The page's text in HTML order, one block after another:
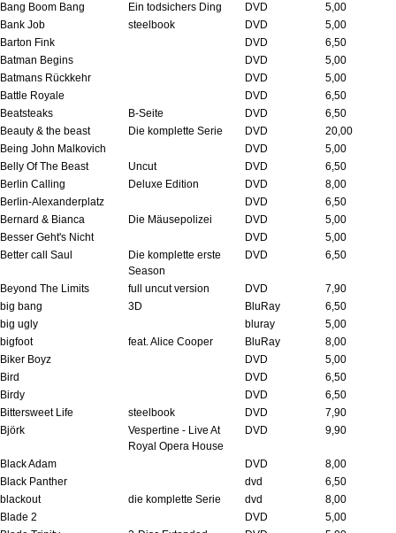
Bang Boom Bang
Ein todsichers Ding DVD
5,00
Bank Job
steelbook DVD
5,00
Barton Fink
DVD
6,50
Batman Begins
DVD
5,00
Batmans Rückkehr
DVD
5,00
Battle Royale
DVD
6,50
Beatsteaks
B-Seite DVD
6,50
Beauty & the beast
Die komplette Serie DVD
20,00
Being John Malkovich
DVD
5,00
Belly Of The Beast
Uncut DVD
6,50
Berlin Calling
Deluxe Edition DVD
8,00
Berlin-Alexanderplatz
DVD
6,50
Bernard & Bianca
Die Mäusepolizei DVD
5,00
Besser Geht's Nicht
DVD
5,00
Better call Saul
Die komplette erste
Season
DVD 6,50
Beyond The Limits full uncut version DVD
7,90
big bang
3D BluRay
6,50
big ugly
bluray
5,00
bigfoot
feat. Alice Cooper BluRay
8,00
Biker Boyz
DVD
5,00
Bird
DVD
6,50
Birdy
DVD
6,50
Bittersweet Life
steelbook DVD
7,90
Björk
Vespertine - Live At
Royal Opera House
DVD 9,90
Black Adam DVD
8,00
Black Panther
dvd
6,50
blackout
die komplette Serie dvd
8,00
Blade 2
DVD
5,00